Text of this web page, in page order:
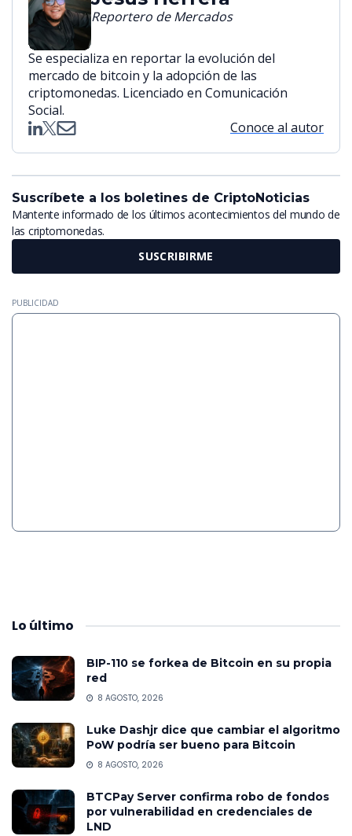
Reportero de Mercados
Se especializa en reportar la evolución del
mercado de bitcoin y la adopción de las
criptomonedas. Licenciado en Comunicación
Social.
Conoce al autor
Suscríbete a los boletines de CriptoNoticias
Mantente informado de los últimos acontecimientos del mundo de
las criptomonedas.
SUSCRIBIRME
PUBLICIDAD
Lo último
BIP-110 se forkea de Bitcoin en su propia
red
8 AGOSTO, 2026
Luke Dashjr dice que cambiar el algoritmo
PoW podría ser bueno para Bitcoin
8 AGOSTO, 2026
BTCPay Server confirma robo de fondos
por vulnerabilidad en credenciales de
LND